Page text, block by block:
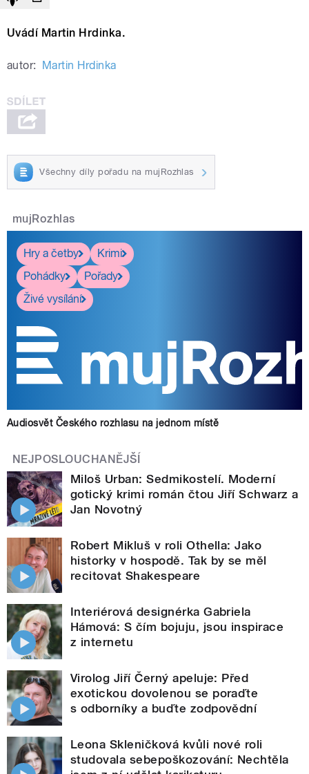
Uvádí Martin Hrdinka.
autor: Martin Hrdinka
Všechny díly pořadu na mujRozhlas
mujRozhlas
Hry a četby
Krimi
Pohádky
Pořady
Živé vysílání
Audiosvět Českého rozhlasu na jednom místě
NEJPOSLOUCHANĚJŠÍ
Miloš Urban: Sedmikostelí. Moderní
gotický krimi román čtou Jiří Schwarz a
Jan Novotný
Robert Mikluš v roli Othella: Jako
historky v hospodě. Tak by se měl
recitovat Shakespeare
Interiérová designérka Gabriela
Hámová: S čím bojuju, jsou inspirace
z internetu
Virolog Jiří Černý apeluje: Před
exotickou dovolenou se poraďte
s odborníky a buďte zodpovědní
Leona Skleničková kvůli nové roli
studovala sebepoškozování: Nechtěla